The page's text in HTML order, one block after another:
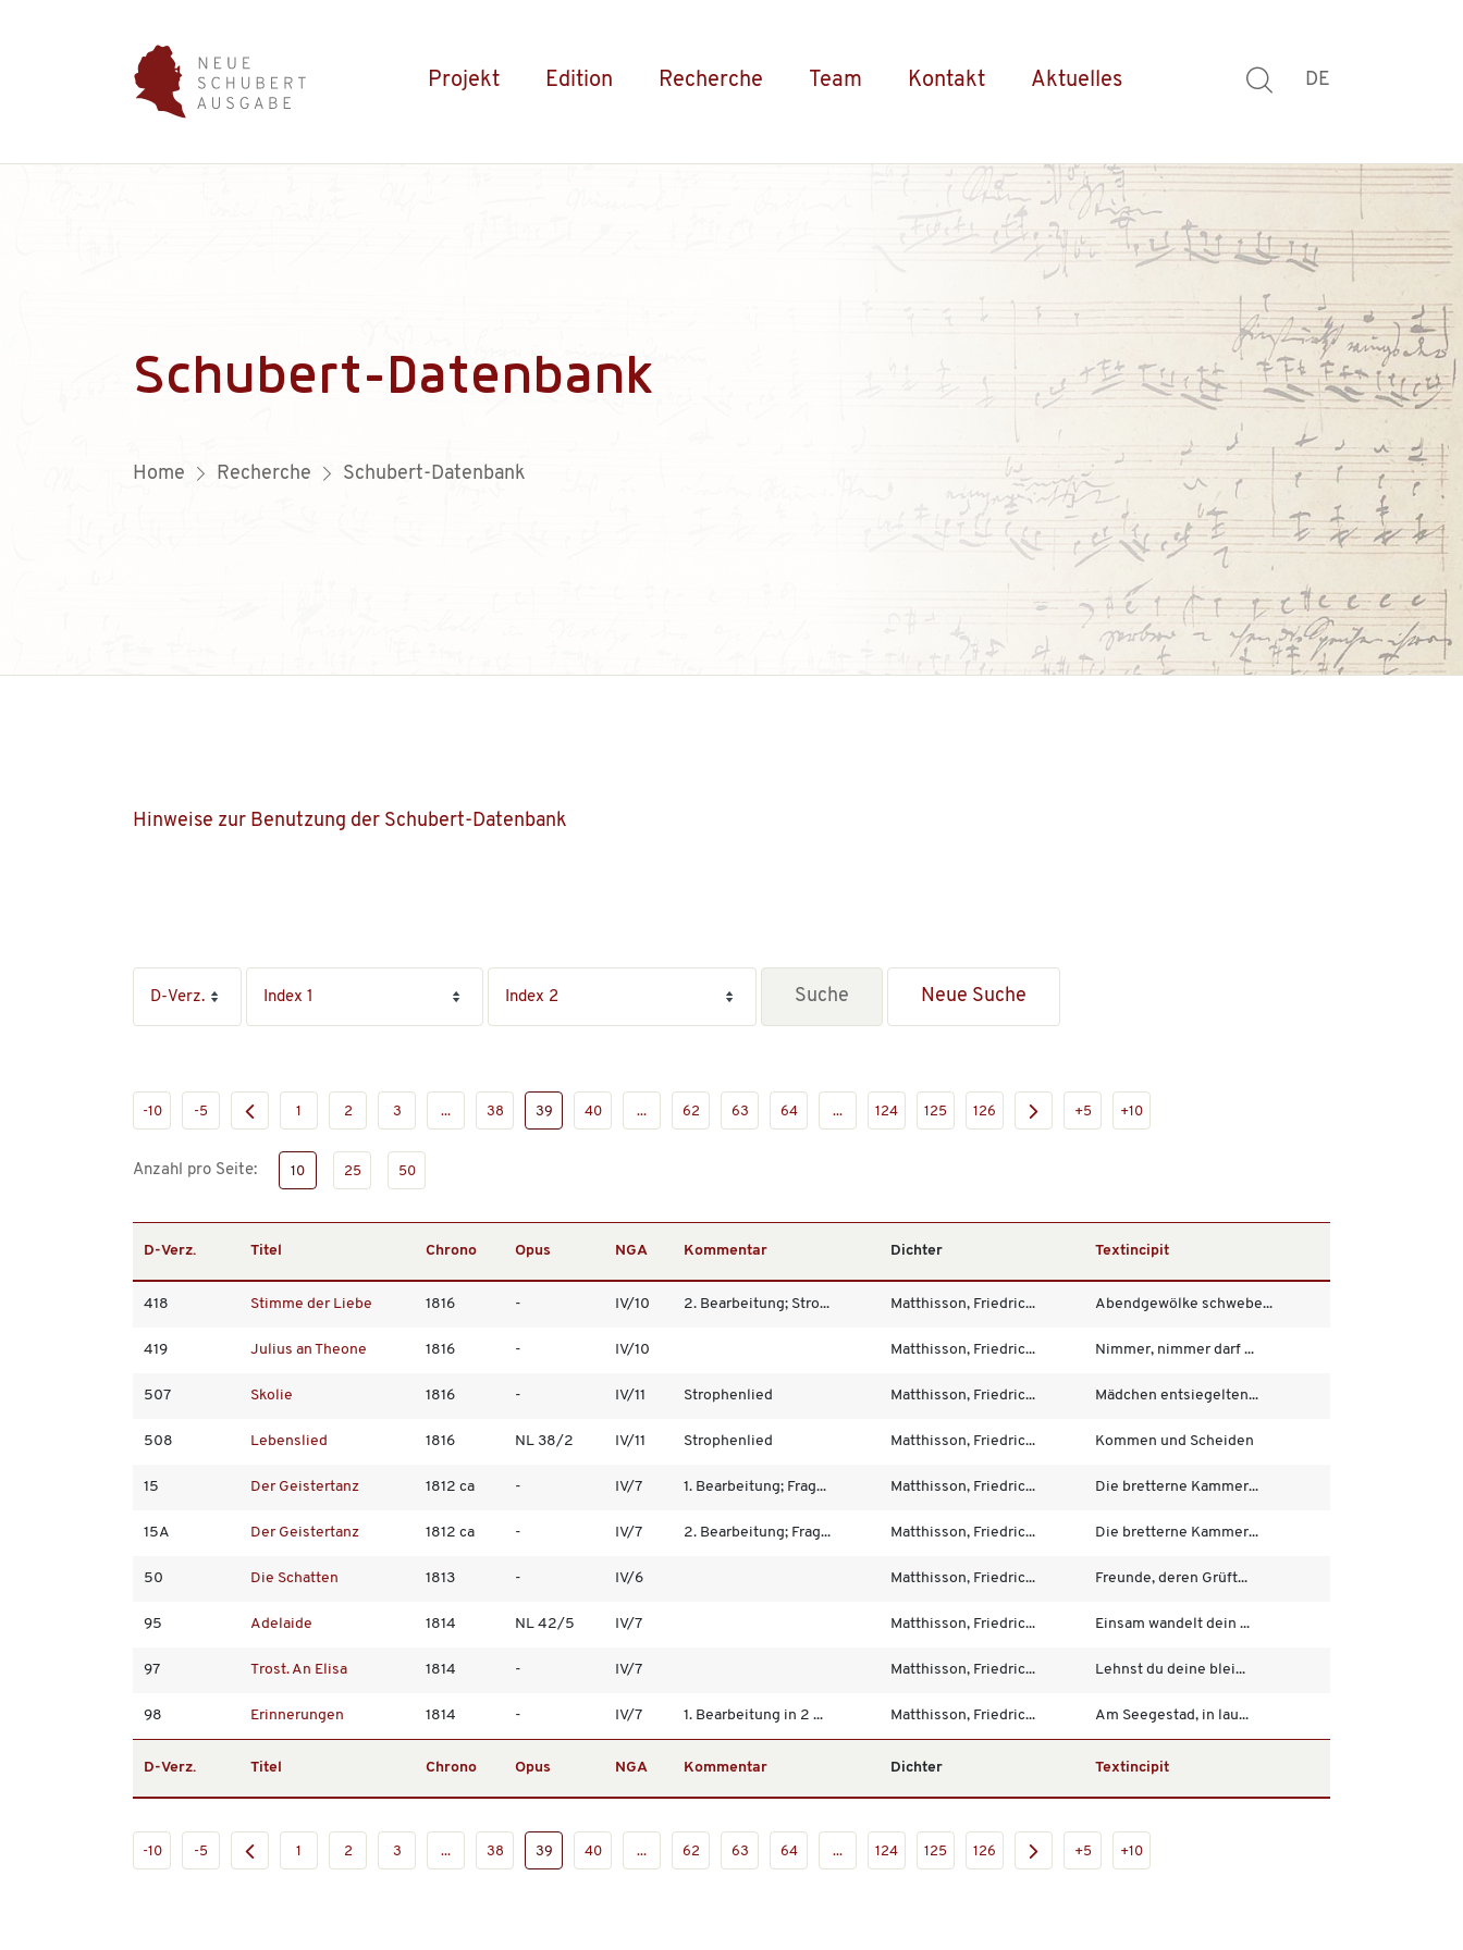
Projekt Edition Recherche Team Kontakt Aktuelles DE
Schubert-Datenbank
Home Recherche Schubert-Datenbank
Hinweise zur Benutzung der Schubert-Datenbank
Neue Suche
-10 -5 1 2 3 ... 38 39 40 ... 62 63 64 ... 124 125 126 +5 +10
Anzahl pro Seite: 10 25 50
D-Verz. Titel Chrono Opus NGA Kommentar Dichter Textincipit
418 Stimme der Liebe 1816 - IV/10 2. Bearbeitung; Stro... Matthisson, Friedric... Abendgewölke schwebe...
419 Julius an Theone 1816 - IV/10 Matthisson, Friedric... Nimmer, nimmer darf ...
507 Skolie 1816 - IV/11 Strophenlied Matthisson, Friedric... Mädchen entsiegelten...
508 Lebenslied 1816 NL 38/2 IV/11 Strophenlied Matthisson, Friedric... Kommen und Scheiden
15 Der Geistertanz 1812 ca - IV/7 1. Bearbeitung; Frag... Matthisson, Friedric... Die bretterne Kammer...
15A Der Geistertanz 1812 ca - IV/7 2. Bearbeitung; Frag... Matthisson, Friedric... Die bretterne Kammer...
50 Die Schatten 1813 - IV/6 Matthisson, Friedric... Freunde, deren Grüft...
95 Adelaide 1814 NL 42/5 IV/7 Matthisson, Friedric... Einsam wandelt dein ...
97 Trost. An Elisa 1814 - IV/7 Matthisson, Friedric... Lehnst du deine blei...
98 Erinnerungen 1814 - IV/7 1. Bearbeitung in 2 ... Matthisson, Friedric... Am Seegestad, in lau...
D-Verz. Titel Chrono Opus NGA Kommentar Dichter Textincipit
-10 -5 1 2 3 ... 38 39 40 ... 62 63 64 ... 124 125 126 +5 +10